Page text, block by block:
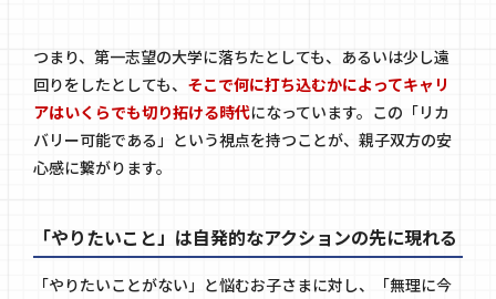
つまり、第一志望の大学に落ちたとしても、あるいは少し遠
回りをしたとしても、 そこで何に打ち込むかによってキャリ
アはいくらでも切り拓ける時代になっています。この「リカ
バリー可能である」という視点を持つことが、親子双方の安
心感に繋がります。
「やりたいこと」は自発的なアクションの先に現れる
「やりたいことがない」と悩むお子さまに対し、「無理に今